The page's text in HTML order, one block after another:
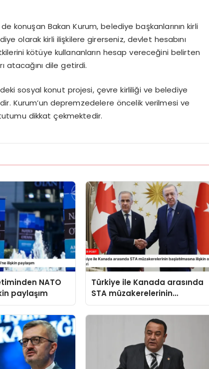
konuşan Bakan Kurum, belediye başkanlarının kirli
olarak kirli ilişkilere girerseniz, devlet hesabını
kötüye kullananların hesap vereceğini belirten
atacağını dile getirdi.
sosyal konut projesi, çevre kirliliği ve belediye
Kurum’un depremzedelere öncelik verilmesi ve
dikkat çekmektedir.
NATO
paylaşım
Türkiye ile Kanada arasında
STA müzakerelerinin
başlatılmasına ilişkin ortak
bildiri